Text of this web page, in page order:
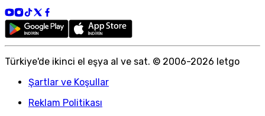
Türkiye'de ikinci el eşya al ve sat. © 2006-2026 letgo
Şartlar ve Koşullar
Reklam Politikası